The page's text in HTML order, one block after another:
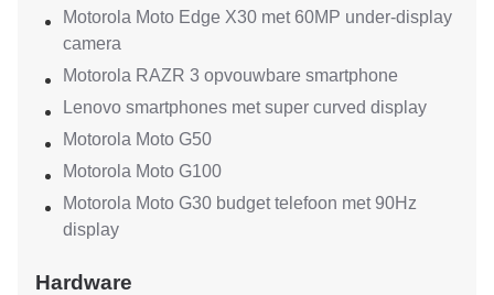
Motorola Moto Edge X30 met 60MP under-display
camera
Motorola RAZR 3 opvouwbare smartphone
Lenovo smartphones met super curved display
Motorola Moto G50
Motorola Moto G100
Motorola Moto G30 budget telefoon met 90Hz
display
Hardware